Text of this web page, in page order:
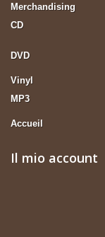
Merchandising
CD
DVD
Vinyl
MP3
Accueil
Il mio account